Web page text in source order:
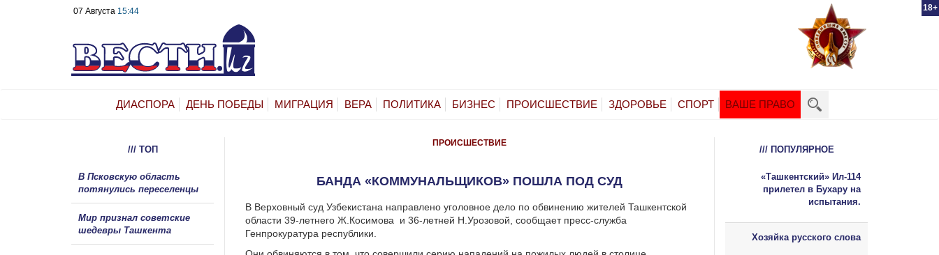
18+
07 Августа 15:44
ДИАСПОРА ДЕНЬ ПОБЕДЫ МИГРАЦИЯ ВЕРА ПОЛИТИКА БИЗНЕС ПРОИСШЕСТВИЕ ЗДОРОВЬЕ СПОРТ ВАШЕ ПРАВО
ПРОИСШЕСТВИЕ
БАНДА «КОММУНАЛЬЩИКОВ» ПОШЛА ПОД СУД
В Верховный суд Узбекистана направлено уголовное дело по обвинению жителей Ташкентской
области 39-летнего Ж.Косимова
и 36-летней Н.Урозовой, сообщает пресс-служба
Генпрокуратура республики.
/// ТОП
В Псковскую область
потянулись переселенцы
Мир признал советские
шедевры Ташкента
/// ПОПУЛЯРНОЕ
«Ташкентский» Ил-114
прилетел в Бухару на
испытания.
Хозяйка русского слова